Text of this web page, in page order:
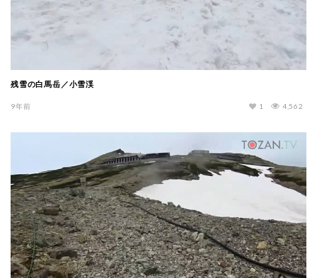
残雪の白馬岳／小雪渓
9年前 4,562
1